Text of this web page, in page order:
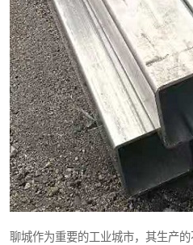
聊城作为重要的工业城市，其生产的